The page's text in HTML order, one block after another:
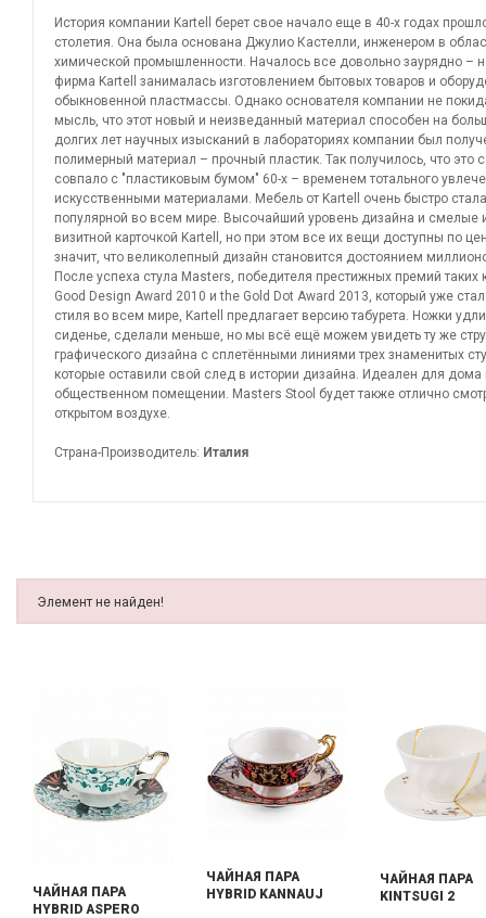
История компании Kartell берет свое начало еще в 40-х годах
столетия. Она была основана Джулио Кастелли, инженером в
химической промышленности. Началось все довольно заурядно –
фирма Kartell занималась изготовлением бытовых товаров и
обыкновенной пластмассы. Однако основателя компании не
мысль, что этот новый и неизведанный материал способен на
долгих лет научных изысканий в лабораториях компании был
полимерный материал – прочный пластик. Так получилось, что это
совпало с "пластиковым бумом" 60-х – временем тотального
искусственными материалами. Мебель от Kartell очень быстро стала
популярной во всем мире. Высочайший уровень дизайна и смелые
визитной карточкой Kartell, но при этом все их вещи доступны по
значит, что великолепный дизайн становится достоянием
После успеха стула Masters, победителя престижных премий таких
Good Design Award 2010 и the Gold Dot Award 2013, который уже
стиля во всем мире, Kartell предлагает версию табурета. Ножки
сиденье, сделали меньше, но мы всё ещё можем увидеть ту же
графического дизайна с сплетёнными линиями трех знаменитых
которые оставили свой след в истории дизайна. Идеален для дома
общественном помещении. Masters Stool будет также отлично
открытом воздухе.
Страна-Производитель: Италия
Элемент не найден!
ЧАЙНАЯ ПАРА
HYBRID ASPERO
ЧАЙНАЯ ПАРА
HYBRID KANNAUJ
ЧАЙНАЯ ПАРА
KINTSUGI 2